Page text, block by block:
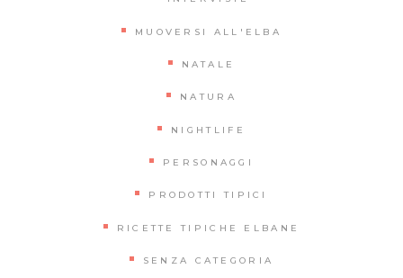
MUOVERSI ALL'ELBA
NATALE
NATURA
NIGHTLIFE
PERSONAGGI
PRODOTTI TIPICI
RICETTE TIPICHE ELBANE
SENZA CATEGORIA